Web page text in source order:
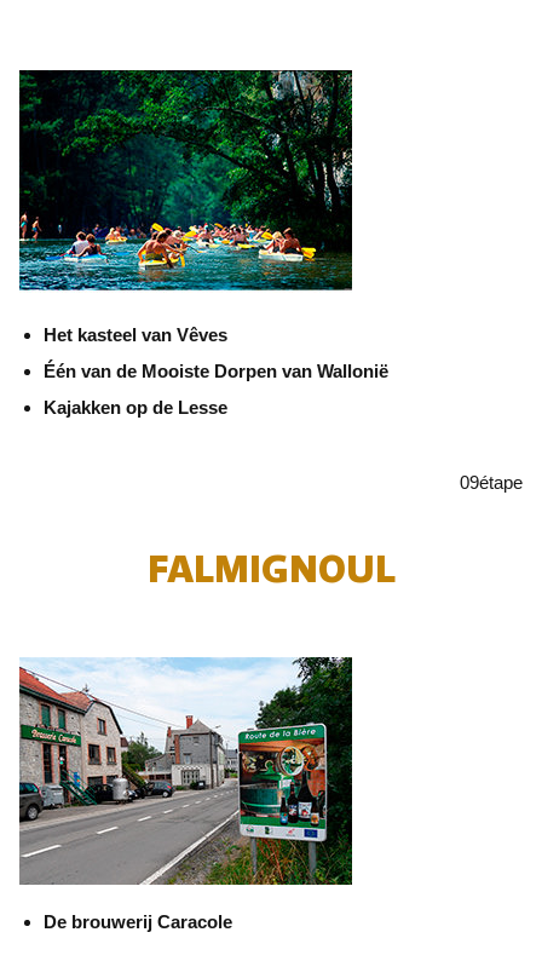
Het kasteel van Vêves
Één van de Mooiste Dorpen van Wallonië
Kajakken op de Lesse
09étape
FALMIGNOUL
De brouwerij Caracole